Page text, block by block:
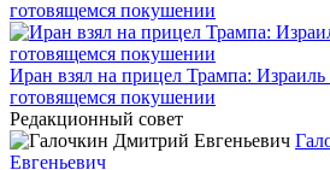
Иран взял на прицел Трампа:
готовящемся покушении
Редакционный совет
Евгеньевич